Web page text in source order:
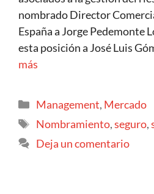
nombrado Director
España a Jorge Pedemonte
esta posición a José Luis
más
Management, Mercado
Nombramiento,seguro,
Deja un comentario